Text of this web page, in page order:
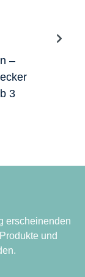
–
3
erscheinenden
und